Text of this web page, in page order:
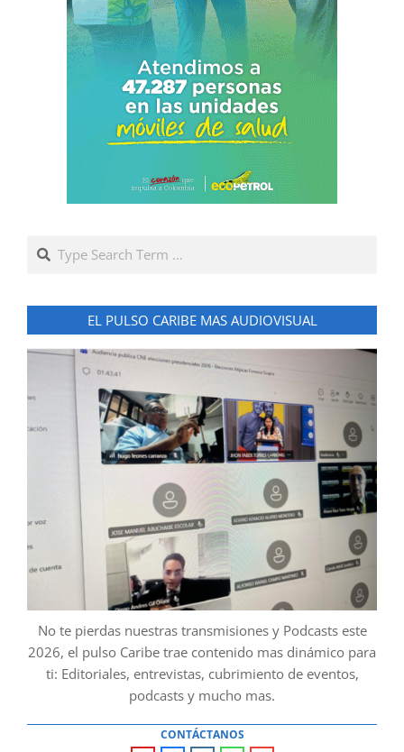
Search
EL PULSO CARIBE MAS AUDIOVISUAL
No te pierdas nuestras transmisiones y Podcasts este
2026, el pulso Caribe trae contenido mas dinámico para
ti: Editoriales, entrevistas, cubrimiento de eventos,
podcasts y mucho mas.
CONTÁCTANOS